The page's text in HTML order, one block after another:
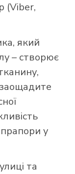
(Viber,
який
– створює
прапори у
та